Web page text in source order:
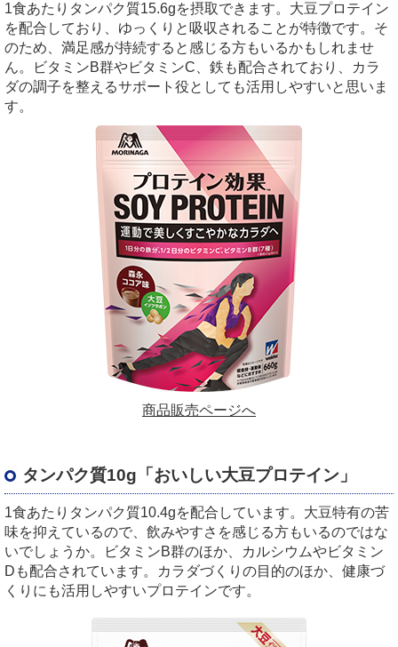
1食あたりタンパク質15.6gを摂取できます。大豆プロテイン
を配合しており、ゆっくりと吸収されることが特徴です。そ
のため、満足感が持続すると感じる方もいるかもしれませ
ん。ビタミンB群やビタミンC、鉄も配合されており、カラ
ダの調子を整えるサポート役としても活用しやすいと思いま
す。
商品販売ページへ
タンパク質10g「おいしい大豆プロテイン」
1食あたりタンパク質10.4gを配合しています。大豆特有の苦
味を抑えているので、飲みやすさを感じる方もいるのではな
いでしょうか。ビタミンB群のほか、カルシウムやビタミン
Dも配合されています。カラダづくりの目的のほか、健康づ
くりにも活用しやすいプロテインです。